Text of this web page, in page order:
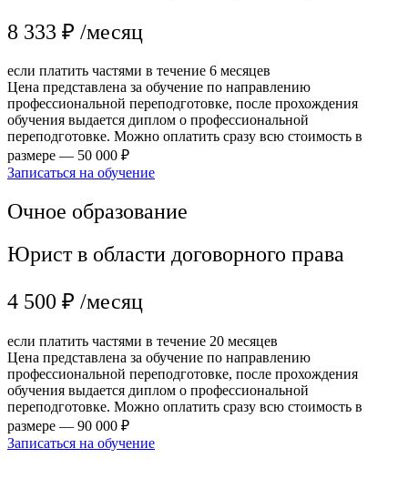
8 333 ₽ /месяц
если платить частями в течение 6 месяцев
Цена представлена за обучение по направлению
профессиональной переподготовке, после прохождения
обучения выдается диплом о профессиональной
переподготовке. Можно оплатить сразу всю стоимость в
размере — 50 000 ₽
Записаться на обучение
Очное образование
Юрист в области договорного права
4 500 ₽ /месяц
если платить частями в течение 20 месяцев
Цена представлена за обучение по направлению
профессиональной переподготовке, после прохождения
обучения выдается диплом о профессиональной
переподготовке. Можно оплатить сразу всю стоимость в
размере — 90 000 ₽
Записаться на обучение